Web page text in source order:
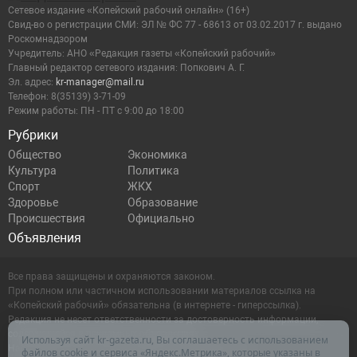
Рубрики
Общество
Экономика
Культура
Политика
Спорт
ЖКХ
Здоровье
Образование
Происшествия
Официально
Объявления
Сетевое издание «Копейский рабочий онлайн» (16+)
Cвид-во о регистрации СМИ: ЭЛ № ФС 77 - 68613 от 03.02.2017 г. выдано
Роскомнадзором
Учредитель: АНО «Редакция газеты «Копейский рабочий»
Главный редактор сетевого издания: Попкович А. Г.
Эл. адрес: kr-manager@mail.ru
Телефон: 8(35139) 3-71-09
Режим работы: ПН - ПТ с 9:00 до 18:00
Все права защищены и охраняются законом.
При полном или частичном использовании материалов ссылка на
«Копейский рабочий» обязательна (в интернете - гиперссылка).
Редакция не несет ответственности за достоверность информации,
содержащейся в рекламных объявлениях.
Настоящий ресурс может содержать материалы 16+
Используя сайт kr-gazeta.ru, Вы соглашаетесь с использованием
файлов cookie и сервиса «Яндекс.Метрика», которые указаны в